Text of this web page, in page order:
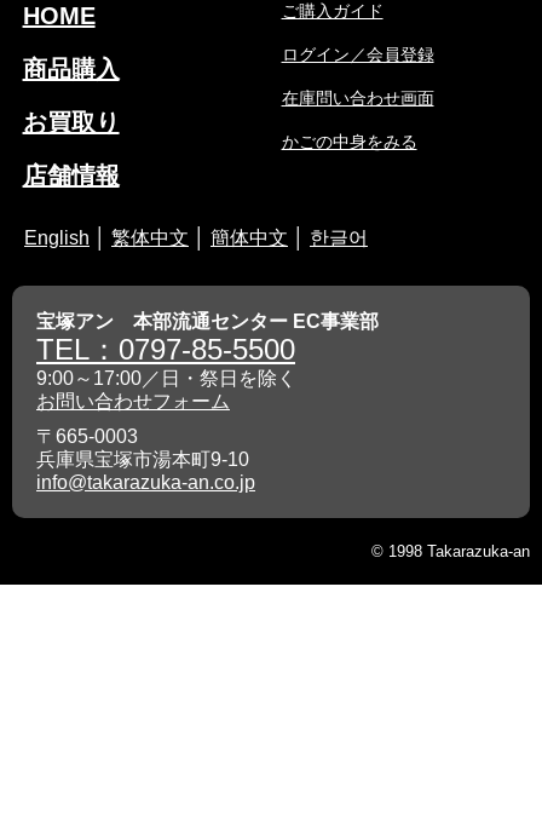
HOME
商品購入
お買取り
店舗情報
ご購入ガイド
ログイン／会員登録
在庫問い合わせ画面
かごの中身をみる
English 繁体中文 簡体中文 한글어
宝塚アン 本部流通センター EC事業部
TEL：0797-85-5500
9:00～17:00／日・祭日を除く
お問い合わせフォーム
〒665-0003
兵庫県宝塚市湯本町9-10
info@takarazuka-an.co.jp
© 1998 Takarazuka-an